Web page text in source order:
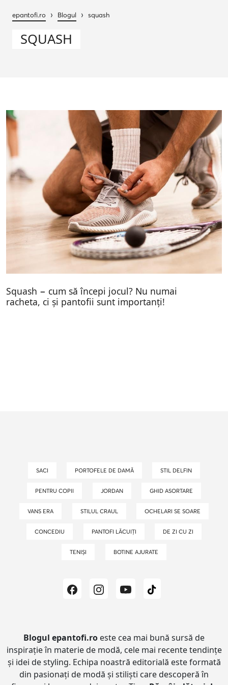
epantofi.ro › Blogul › squash
SQUASH
Squash − cum să începi jocul? Nu numai
racheta, ci și pantofii sunt importanți!
SACI PORTOFELE DE DAMĂ STIL DELFIN
PENTRU COPII JORDAN GHID ASORTARE
VANS ERA STILUL CRAUL OCHELARI SE SOARE
CONCEDIU PANTOFI LĂCUIȚI DE ZI CU ZI
TENIȘI BOTINE AJURATE
Blogul epantofi.ro este cea mai bună sursă de
inspirație în materie de modă, cele mai recente tendințe
și idei de styling. Echipa noastră editorială este formată
din pasionați de modă și stiliști care descoperă în